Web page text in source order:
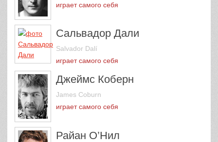
играет самого себя
Сальвадор Дали
Salvador Dalí
играет самого себя
Джеймс Коберн
James Coburn
играет самого себя
Райан О’Нил